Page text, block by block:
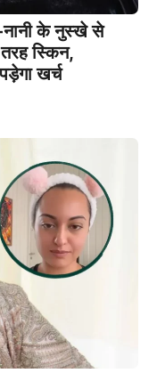
नानी के नुस्खे से
स्किन,
खर्च